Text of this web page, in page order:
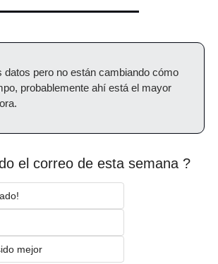
datos pero no están cambiando cómo
probablemente ahí está el mayor
el correo de esta semana ?
mejor